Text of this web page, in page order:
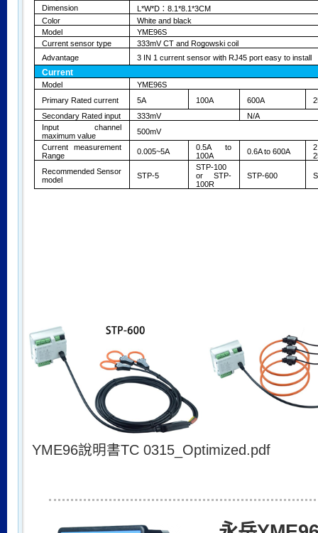
Dimension
L*W*D： 8.1*8.1*3CM
Color
White and black
Model
YME96S
Current sensor type
333mV CT and Rogowski coil
Advantage
3 IN 1 current sensor with RJ45 port easy to install
Current
Model
YME96S
Primary Rated current
5A 100A 600A
Secondary Rated input
333mV
N/A
Input channel
maximum value
500mV
Current measurement
Range
0.005~5A
0.5A to
100A
0.6A to 600A
Recommended Sensor
model
STP-5
STP-100
or STP-
100R
STP-600
YME96說明書TC 0315_Optimized.pdf